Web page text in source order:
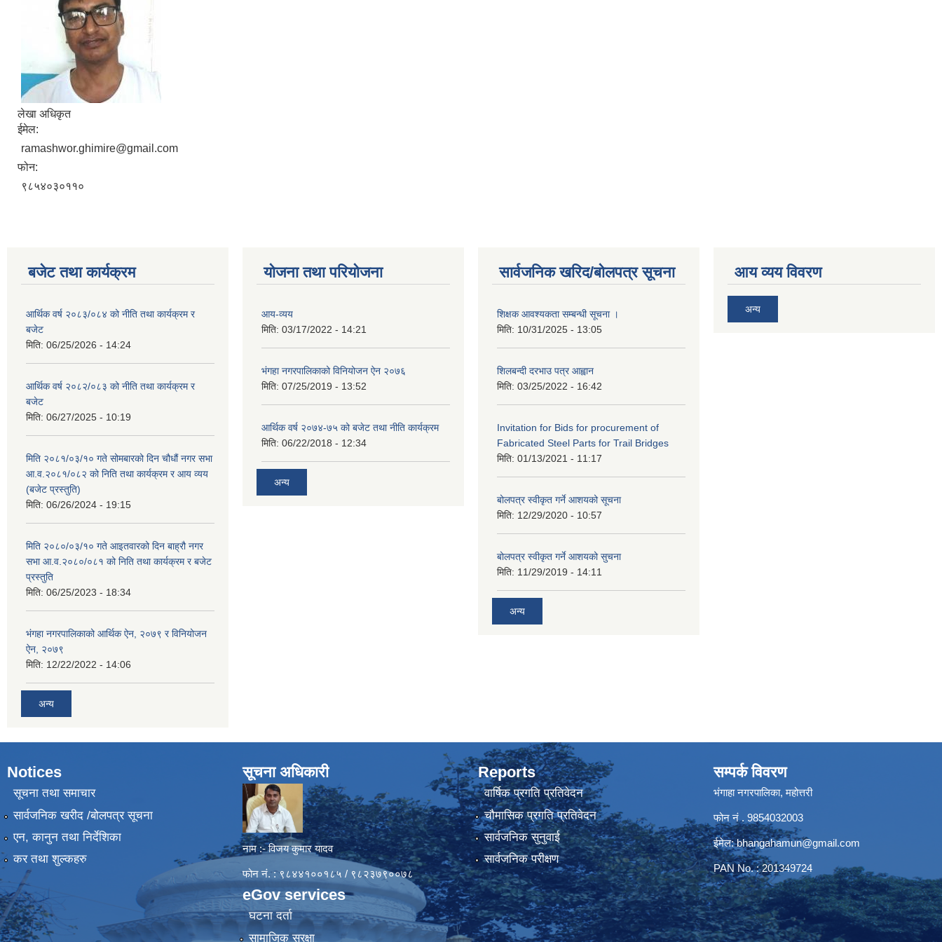
लेखा अधिकृत
ईमेल:
ramashwor.ghimire@gmail.com
फोन:
९८५४०३०११०
बजेट तथा कार्यक्रम
आर्थिक वर्ष २०८३/०८४ को नीति तथा कार्यक्रम र
बजेट
मिति: 06/25/2026 - 14:24
आर्थिक वर्ष २०८२/०८३ को नीति तथा कार्यक्रम र
बजेट
मिति: 06/27/2025 - 10:19
मिति २०८१/०३/१० गते सोमबारको दिन चौधौं नगर सभा
आ.व.२०८१/०८२ को निति तथा कार्यक्रम र आय व्यय
(बजेट प्रस्तुति)
मिति: 06/26/2024 - 19:15
मिति २०८०/०३/१० गते आइतवारको दिन बाह्रौ नगर
सभा आ.व.२०८०/०८१ को निति तथा कार्यक्रम र बजेट
प्रस्तुति
मिति: 06/25/2023 - 18:34
भंगहा नगरपालिकाको आर्थिक ऐन, २०७९ र विनियोजन
ऐन, २०७९
मिति: 12/22/2022 - 14:06
अन्य
योजना तथा परियोजना
आय-व्यय
मिति: 03/17/2022 - 14:21
भंगहा नगरपालिकाको विनियोजन ऐन २०७६
मिति: 07/25/2019 - 13:52
आर्थिक वर्ष २०७४-७५ को बजेट तथा नीति कार्यक्रम
मिति: 06/22/2018 - 12:34
अन्य
सार्वजनिक खरिद/बोलपत्र सूचना
शिक्षक आवश्यकता सम्बन्धी सूचना ।
मिति: 10/31/2025 - 13:05
शिलबन्दी दरभाउ पत्र आह्वान
मिति: 03/25/2022 - 16:42
Invitation for Bids for procurement of
Fabricated Steel Parts for Trail Bridges
मिति: 01/13/2021 - 11:17
बोलपत्र स्वीकृत गर्ने आशयको सूचना
मिति: 12/29/2020 - 10:57
बोलपत्र स्वीकृत गर्ने आशयको सुचना
मिति: 11/29/2019 - 14:11
अन्य
आय व्यय विवरण
अन्य
Notices
सूचना तथा समाचार
सार्वजनिक खरीद /बोलपत्र सूचना
एन, कानुन तथा निर्देशिका
कर तथा शुल्कहरु
सूचना अधिकारी
नाम :- विजय कुमार यादव
फोन नं. : ९८४४१००१८५ / ९८२३७९००७८
eGov services
घटना दर्ता
सामाजिक सुरक्षा
Reports
वार्षिक प्रगति प्रतिवेदन
चौमासिक प्रगति प्रतिवेदन
सार्वजनिक सुनुवाई
सार्वजनिक परीक्षण
सम्पर्क विवरण
भंगाहा नगरपालिका, महोत्तरी
फोन नं . 9854032003
ईमेल:bhangahamun@gmail.com
PAN No. : 201349724